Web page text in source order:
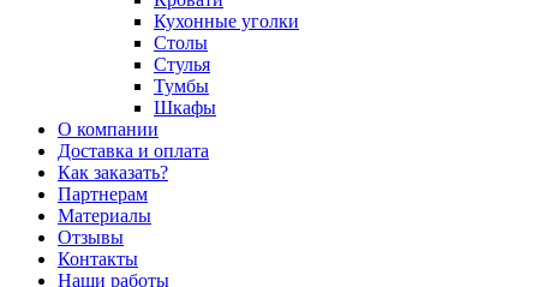
Кухонные уголки
Столы
Стулья
Тумбы
Шкафы
О компании
Доставка и оплата
Как заказать?
Партнерам
Материалы
Отзывы
Контакты
Наши работы